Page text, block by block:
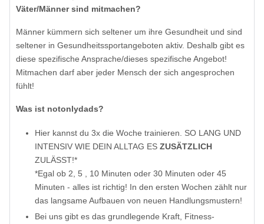
Väter/Männer sind mitmachen?
Männer kümmern sich seltener um ihre Gesundheit und sind
seltener in Gesundheitssportangeboten aktiv. Deshalb gibt es
diese spezifische Ansprache/dieses spezifische Angebot!
Mitmachen darf aber jeder Mensch der sich angesprochen
fühlt!
Was ist notonlydads?
Hier kannst du 3x die Woche trainieren. SO LANG UND
INTENSIV WIE DEIN ALLTAG ESZUSÄTZLICH
ZULÄSST!*
*Egal ob 2, 5 , 10 Minuten oder 30 Minuten oder 45
Minuten - alles ist richtig! In den ersten Wochen zählt nur
das langsame Aufbauen von neuen Handlungsmustern!
Bei uns gibt es das grundlegende Kraft, Fitness-